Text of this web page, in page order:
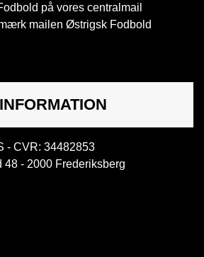
på vores centralmail
mailen Østrigsk Fodbold
- CVR: 34482853
48 - 2000 Frederiksberg